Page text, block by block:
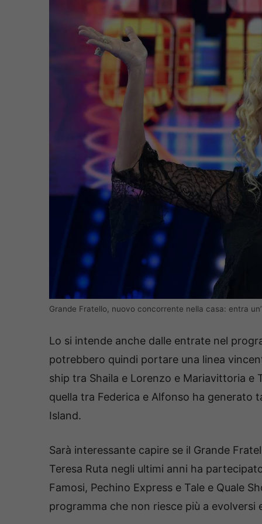
Grande Fratello, nuovo concorrente nella casa: entra
Lo si intende anche dalle entrate nel
potrebbero quindi portare una linea
ship tra Shaila e Lorenzo e Mariavittoria e
quella tra Federica e Alfonso ha generato
Island.
Sarà interessante capire se il Grande
Teresa Ruta negli ultimi anni ha
Famosi, Pechino Express e Tale e Quale
programma che non riesce più a